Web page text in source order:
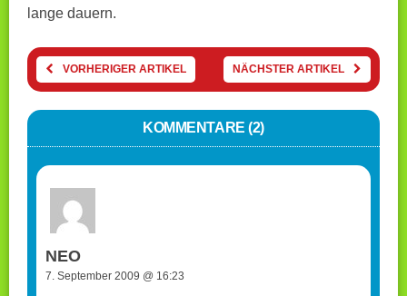
lange dauern.
VORHERIGER ARTIKEL NÄCHSTER ARTIKEL
KOMMENTARE (2)
NEO
7. September 2009 @ 16:23